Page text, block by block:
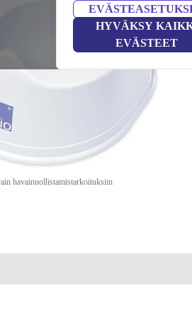
HYVÄKSY
EVÄSTEET
havainnollistamistarkoituksiin